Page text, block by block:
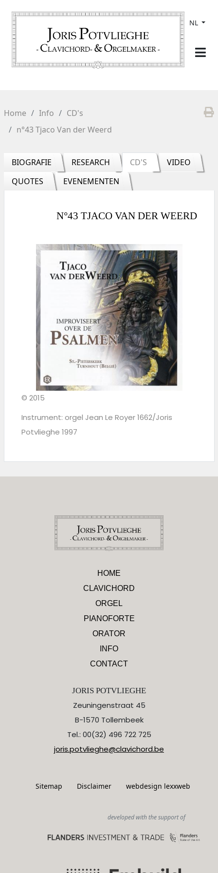
NL
Home Info
CD's
n°43 Tjaco Van der Weerd
BIOGRAFIE RESEARCH CD'S
VIDEO
QUOTES
EVENEMENTEN
N°43 TJACO VAN DER WEERD
© 2015
Instrument: orgel Jean Le Royer 1662/Joris
Potvlieghe 1997
HOME
CLAVICHORD
ORGEL
PIANOFORTE
ORATOR
INFO
CONTACT
JORIS POTVLIEGHE
Zeuningenstraat 45
B-1570 Tollembeek
Tel.: 00(32) 496 722 725
joris.potvlieghe@clavichord.be
Sitemap Disclaimer webdesign lexxweb
developed with the support of